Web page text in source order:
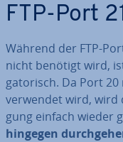
FTP-Port
Während der FTP-
nicht benötigt wird,
ga­to­risch. Da Port
verwendet wird,
gung einfach wieder
hingegen